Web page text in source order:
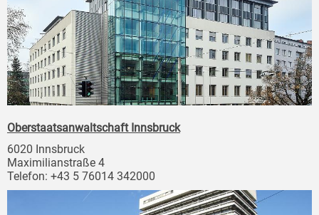
Oberstaatsanwaltschaft Innsbruck
6020 Innsbruck
Maximilianstraße 4
Telefon: +43 5 76014 342000